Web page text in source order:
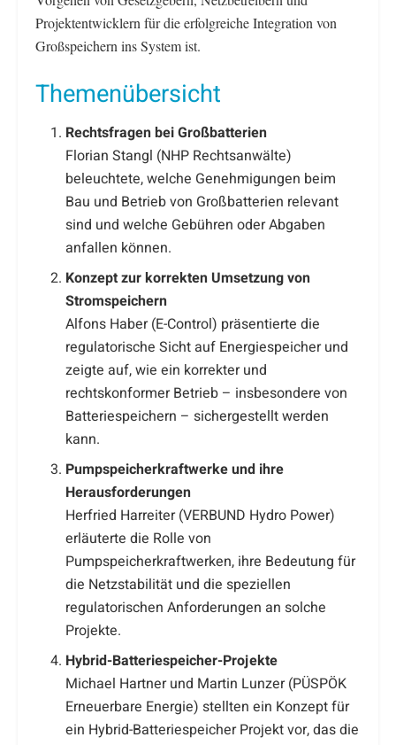
Projektentwicklern für die erfolgreiche Integration von
Großspeichern ins System ist.
Themenübersicht
Rechtsfragen bei Großbatterien
Florian Stangl (NHP Rechtsanwälte)
beleuchtete, welche Genehmigungen beim
Bau und Betrieb von Großbatterien relevant
sind und welche Gebühren oder Abgaben
anfallen können.
Konzept zur korrekten Umsetzung von
Stromspeichern
Alfons Haber (E-Control) präsentierte die
regulatorische Sicht auf Energiespeicher und
zeigte auf, wie ein korrekter und
rechtskonformer Betrieb – insbesondere von
Batteriespeichern – sichergestellt werden
kann.
Pumpspeicherkraftwerke und ihre
Herausforderungen
Herfried Harreiter (VERBUND Hydro Power)
erläuterte die Rolle von
Pumpspeicherkraftwerken, ihre Bedeutung für
die Netzstabilität und die speziellen
regulatorischen Anforderungen an solche
Projekte.
Hybrid-Batteriespeicher-Projekte
Michael Hartner und Martin Lunzer (PÜSPÖK
Erneuerbare Energie) stellten ein Konzept für
ein Hybrid-Batteriespeicher Projekt vor, das die